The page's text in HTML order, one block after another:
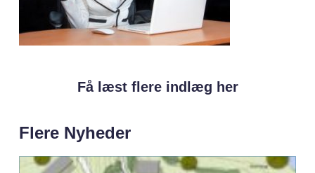
Få læst flere indlæg her
Flere Nyheder